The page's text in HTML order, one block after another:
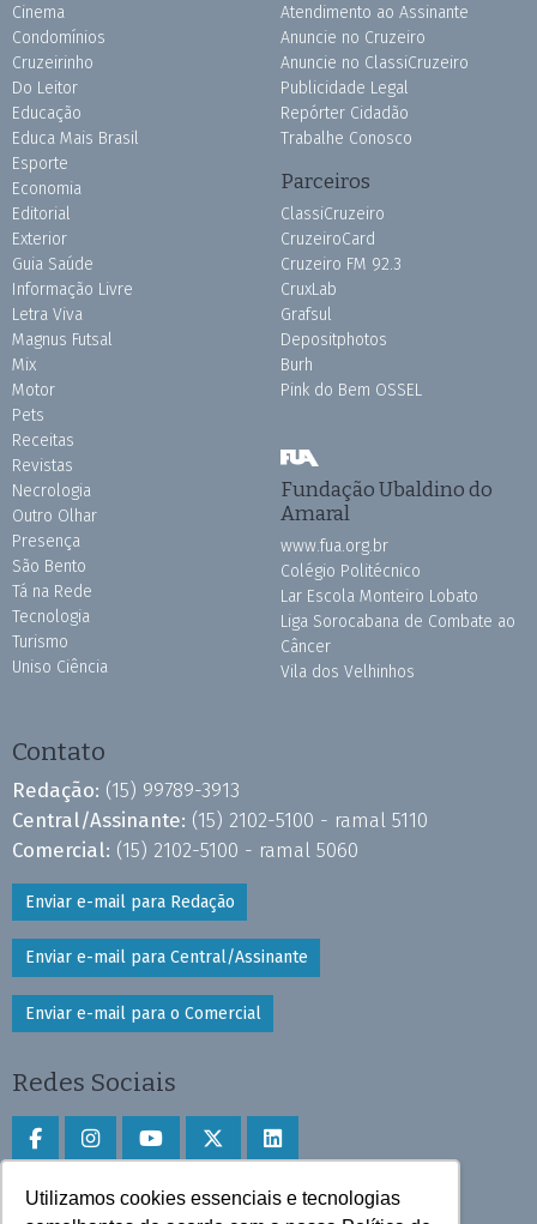
Utilizamos cookies essenciais e tecnologias
Cinema
Condomínios
Cruzeirinho
Do Leitor
Educação
Educa Mais Brasil
Esporte
Economia
Editorial
Exterior
Guia Saúde
Informação Livre
Letra Viva
Magnus Futsal
Mix
Motor
Pets
Receitas
Revistas
Necrologia
Outro Olhar
Presença
São Bento
Tá na Rede
Tecnologia
Turismo
Uniso Ciência
Atendimento ao Assinante
Anuncie no Cruzeiro
Anuncie no ClassiCruzeiro
Publicidade Legal
Repórter Cidadão
Trabalhe Conosco
Parceiros
ClassiCruzeiro
CruzeiroCard
Cruzeiro FM 92.3
CruxLab
Grafsul
Depositphotos
Burh
Pink do Bem OSSEL
Fundação Ubaldino do
Amaral
www.fua.org.br
Colégio Politécnico
Lar Escola Monteiro Lobato
Liga Sorocabana de Combate ao
Câncer
Vila dos Velhinhos
Contato
Redação: (15) 99789-3913
Central/Assinante: (15) 2102-5100 - ramal 5110
Comercial: (15) 2102-5100 - ramal 5060
Enviar e-mail para Redação
Enviar e-mail para Central/Assinante
Enviar e-mail para o Comercial
Redes Sociais
Faça download do aplicativo